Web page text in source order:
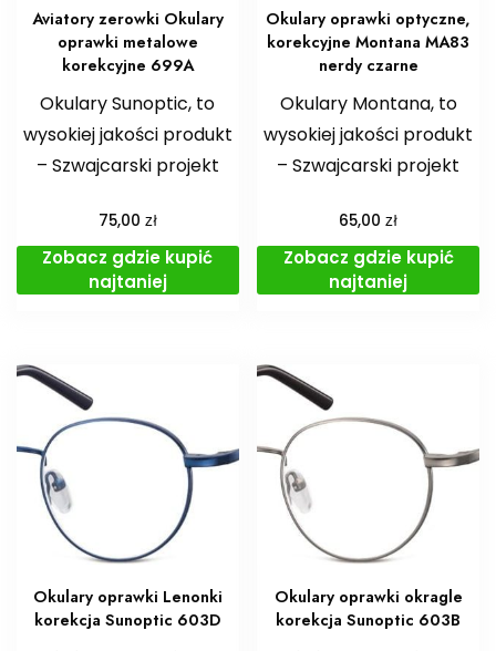
Aviatory zerowki Okulary
oprawki metalowe
korekcyjne 699A
Okulary Sunoptic, to
wysokiej jakości produkt
– Szwajcarski projekt
75,00 zł
Zobacz gdzie kupić
najtaniej
Okulary oprawki optyczne,
korekcyjne Montana MA83
nerdy czarne
Okulary Montana, to
wysokiej jakości produkt
– Szwajcarski projekt
65,00zł
Zobacz gdzie kupić
najtaniej
Okulary oprawki Lenonki
korekcja Sunoptic 603D
Okulary oprawki okragle
korekcja Sunoptic 603B